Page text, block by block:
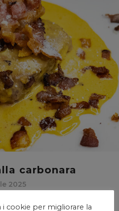
carbonara
2025
cookie per migliorare la